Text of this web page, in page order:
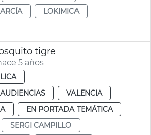
LOKIMICA
tigre
5 años
VALENCIA
EN PORTADA TEMÁTICA
SERGI CAMPILLO